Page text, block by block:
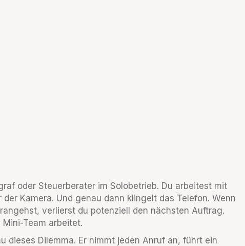
oder Steuerberater im Solobetrieb. Du arbeitest mit
Kamera. Und genau dann klingelt das Telefon. Wenn
verlierst du potenziell den nächsten Auftrag.
Team arbeitet.
dieses Dilemma. Er nimmt jeden Anruf an, führt ein